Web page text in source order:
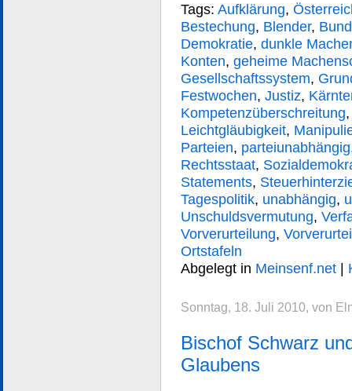
Tags: Aufklärung,
Bestechung, Blender,
Demokratie, dunkle
Konten, geheime
Gesellschaftssystem,
Festwochen, Justiz,
Kompetenzüberschreitung
Leichtgläubigkeit,
Parteien, parteiunabhängig
Rechtsstaat,
Statements,
Tagespolitik, unabhängig,
Unschuldsvermutung,
Vorverurteilung,
Ortstafeln
Abgelegt in Meinsenf.net |
Sonntag, 18. Juli 2010, von
Bischof Schwarz
Glaubens